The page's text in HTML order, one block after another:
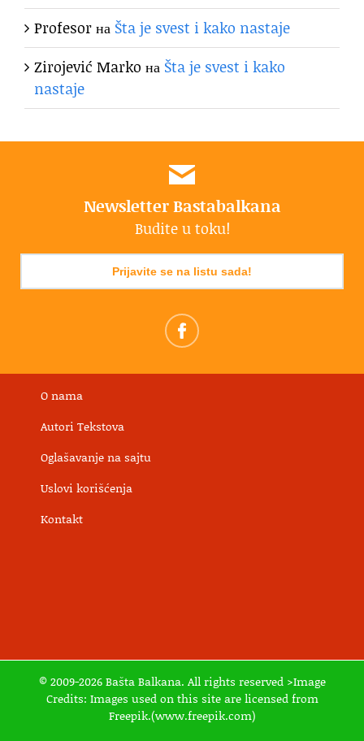
Profesorна Šta je svest i kako nastaje
Zirojević Marko на Šta je svest i kako
nastaje
Newsletter Bastabalkana
Budite u toku!
Prijavite se na listu sada!
O nama
Autori Tekstova
Oglašavanje na sajtu
Uslovi korišćenja
Kontakt
© 2009-2026 Bašta Balkana. All rights reserved >Image
Credits: Images used on this site are licensed from
Freepik.(www.freepik.com)